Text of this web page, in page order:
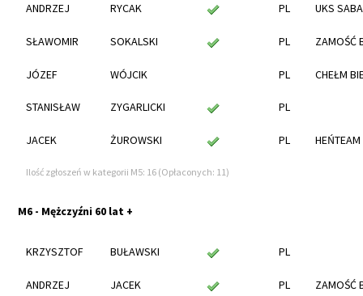
ANDRZEJ RYCAK PL UKS
SŁAWOMIR SOKALSKI PL ZAMOŚĆ
JÓZEF WÓJCIK PL CHEŁM
STANISŁAW ZYGARLICKI PL
JACEK ŻUROWSKI PL HEŃTEAM
Ilość zgłoszeń w kategorii M5: 16 (Opłaconych: 11)
M6 - Mężczyźni 60 lat +
KRZYSZTOF BUŁAWSKI PL
ANDRZEJ JACEK PL ZAMOŚĆ